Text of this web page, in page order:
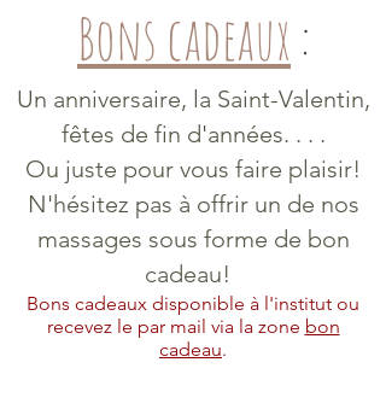
Bons cadeaux :
Un anniversaire, la Saint-Valentin,
fêtes de fin d'années. . . .
Ou juste pour vous faire plaisir!
N'hésitez pas à offrir un de nos
massages sous forme de bon
cadeau!
Bons cadeaux disponible à l'institut ou
recevez le par mail via la zone bon
cadeau.